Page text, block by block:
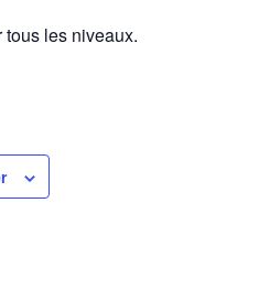
tous les niveaux.